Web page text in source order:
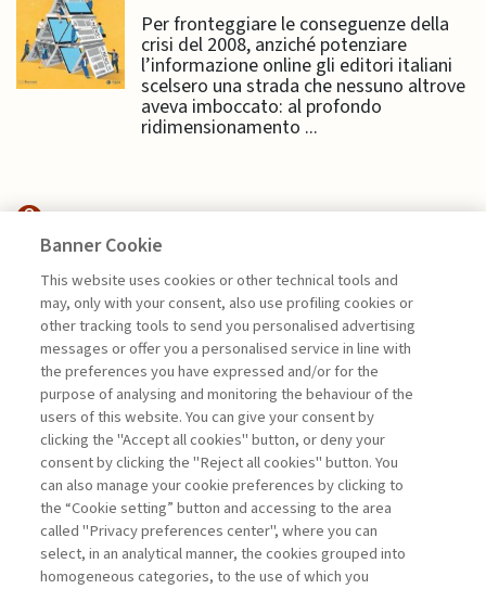
Per fronteggiare le conseguenze della
crisi del 2008, anziché potenziare
l’informazione online gli editori italiani
scelsero una strada che nessuno altrove
aveva imboccato: al profondo
ridimensionamento ...
HIGHLIGHTS
PROFITTO E DISUGUAGLIANZE:
UNA RELAZIONE ...
di Alessandro Sura, Emanuele Di Ventura
La consultazione dei libri è riservata esclusivamente
agli abbonati Premium
Legenda: Accedi Per registrati Per abbonati
Banner Cookie
This website uses cookies or other technical tools and
may, only with your consent, also use profiling cookies or
other tracking tools to send you personalised advertising
messages or offer you a personalised service in line with
the preferences you have expressed and/or for the
purpose of analysing and monitoring the behaviour of the
users of this website. You can give your consent by
clicking the "Accept all cookies" button, or deny your
consent by clicking the "Reject all cookies" button. You
can also manage your cookie preferences by clicking to
the “Cookie setting” button and accessing to the area
called "Privacy preferences center", where you can
select, in an analytical manner, the cookies grouped into
homogeneous categories, to the use of which you